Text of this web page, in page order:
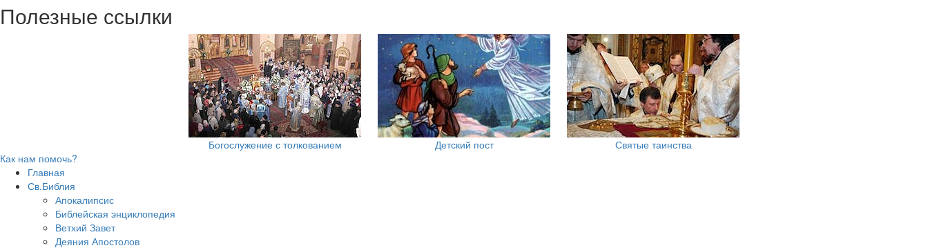
Полезные ссылки
Богослужение с толкованием Детский пост
Святые таинства
Как нам помочь?
Главная
Св.Библия
Апокалипсис
Библейская энциклопедия
Ветхий Завет
Деяния Апостолов